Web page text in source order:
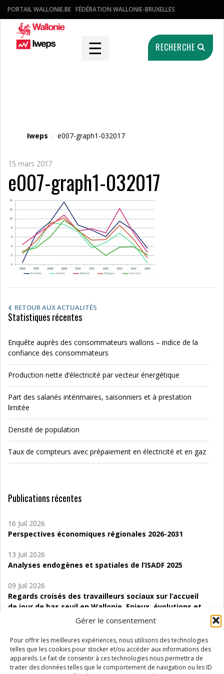
Gérer le consentement
Pour offrir les meilleures expériences, nous utilisons des technologies
telles que les cookies pour stocker et/ou accéder aux informations des
appareils. Le fait de consentir à ces technologies nous permettra de
traiter des données telles que le comportement de navigation ou les ID
PORTAIL WALLONIE.BE FÉDÉRATION WALLONIE-BRUXELLES
☰ RECHERCHE
Iweps / e007-graph1-032017
15 mars 2017
e007-graph1-032017
RETOUR AUX ACTUALITÉS
Statistiques récentes
Enquête auprès des consommateurs wallons – indice de la
confiance des consommateurs
Production nette d’électricité par vecteur énergétique
Part des salariés intérimaires, saisonniers et à prestation
limitée
Densité de population
Taux de compteurs avec prépaiement en électricité et en gaz
Publications récentes
16 Juil 2026
Perspectives économiques régionales 2026-2031
13 Juil 2026
Analyses endogènes et spatiales de l’ISADF 2025
09 Juil 2026
Regards croisés des travailleurs sociaux sur l’accueil
de jour de bas seuil en Wallonie. Enjeux, évolutions et
06 Juil 2026
Étude d’évaluabilité des Structures
d’accompagnement à l’autocréation d’emploi (SAACE)